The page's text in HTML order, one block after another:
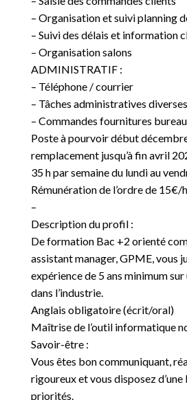
– Organisation et suivi planning
– Suivi des délais et information
– Organisation salons
ADMINISTRATIF :
– Téléphone / courrier
– Tâches administratives diverses
– Commandes fournitures bureau
Poste à pourvoir début
remplacement jusqu’à fin avril
35 h par semaine du lundi au
Rémunération de l’ordre de 15€/h
–
Description du profil :
De formation Bac +2 orienté
assistant manager, GPME, vous
expérience de 5 ans minimum
dans l’industrie.
Anglais obligatoire (écrit/oral)
Maîtrise de l’outil informatique
Savoir-être :
Vous êtes bon communiquant,
rigoureux et vous disposez
priorités.